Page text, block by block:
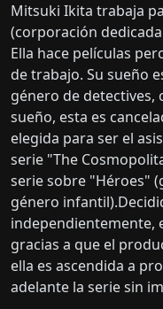
Mitsuki Ikita trabaja
(corporación
Ella hace películas
de trabajo. Su sueño
género de detectives,
sueño, esta es
elegida para ser el
serie "The
serie sobre "Héroes"
género
independientemente,
gracias a que el
ella es ascendida a
adelante la serie sin